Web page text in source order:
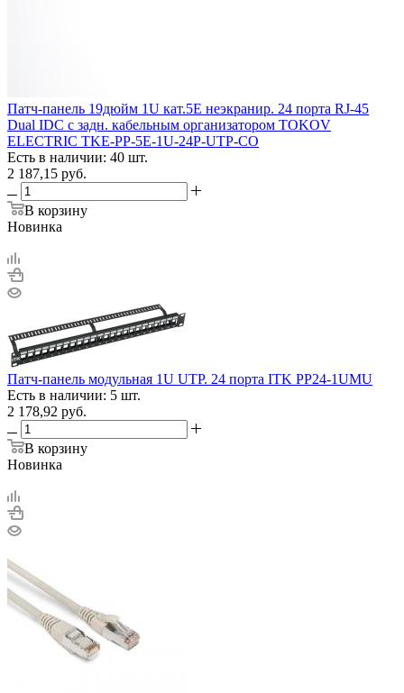
Патч-панель 19дюйм 1U кат.5E неэкранир. 24 порта RJ-45
Dual IDC с задн. кабельным организатором TOKOV
ELECTRIC TKE-PP-5E-1U-24P-UTP-CO
Есть в наличии: 40 шт.
2 187,15 руб.
В корзину
Новинка
Патч-панель модульная 1U UTP. 24 порта ITK PP24-1UMU
Есть в наличии: 5 шт.
2 178,92 руб.
В корзину
Новинка